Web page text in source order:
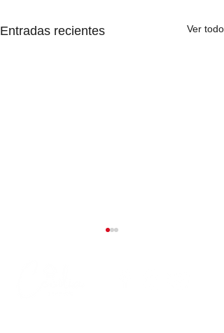
Entradas recientes Ver todo